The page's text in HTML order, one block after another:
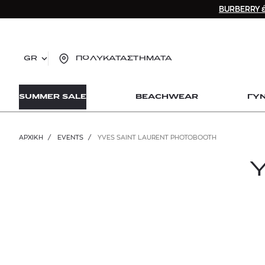
GR ΠΟΛΥΚΑΤΑΣΤΗΜΑΤΑ
SUMMER SALE BEACHWEAR
ΑΡΧΙΚΉ / EVENTS / YVES SAINT LAURENT PHOTOBOOTH